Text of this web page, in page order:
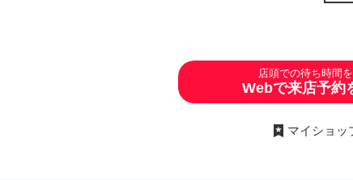
店頭での待ち時間
Webで来店予約
マイショッ